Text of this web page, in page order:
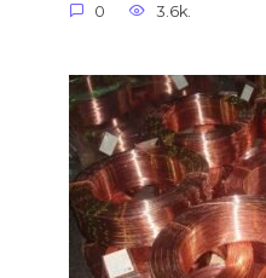
0 3.6k.